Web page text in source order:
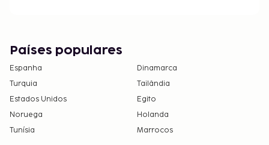
Países populares
Espanha
Dinamarca
Turquia
Tailândia
Estados Unidos
Egito
Noruega
Holanda
Tunísia
Marrocos